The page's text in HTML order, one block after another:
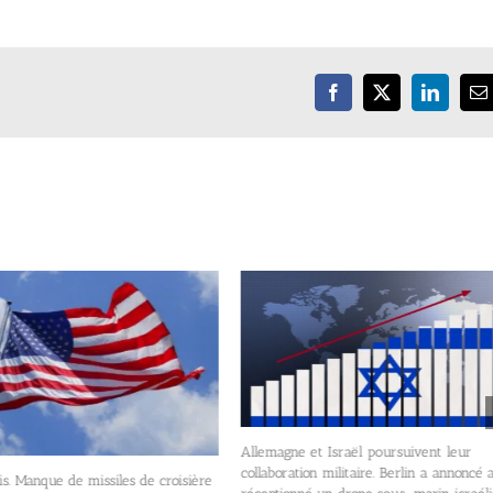
Facebook
X LinkedIn
Manque de missiles de croisière
Allemagne et Israël poursuivent leur
collaboration militaire. Berlin a annoncé